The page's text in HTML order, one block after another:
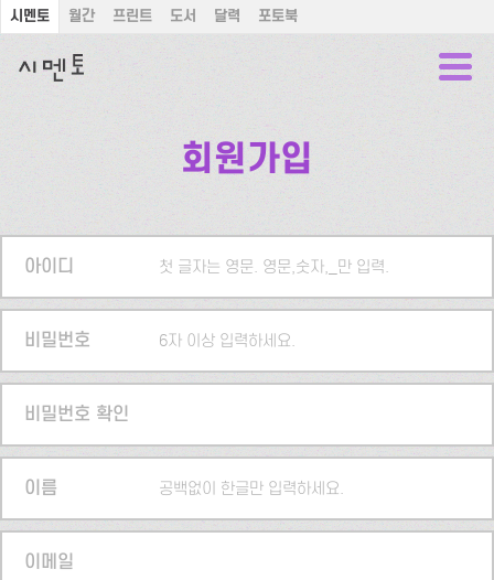
시멘토 월간 프린트 도서 달력 포토북
회원가입
아이디 첫 글자는 영문. 영문,숫자,_만 입력.
비밀번호 6자 이상 입력하세요.
비밀번호 확인
이름 공백없이 한글만 입력하세요.
이메일